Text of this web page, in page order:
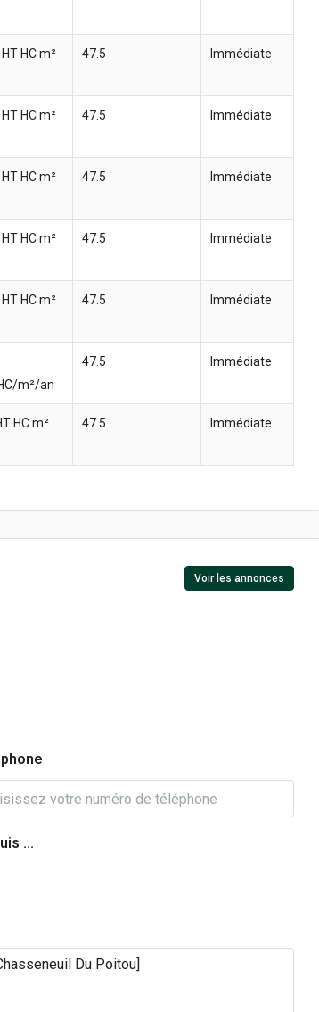
HT HC m²
47.5  Immédiate
HT HC m²
47.5  Immédiate
HT HC m²
47.5  Immédiate
HT HC m²
47.5  Immédiate
HT HC m²
47.5  Immédiate
m²/an
47.5  Immédiate
HC m²
47.5  Immédiate
Voir les annonces
...